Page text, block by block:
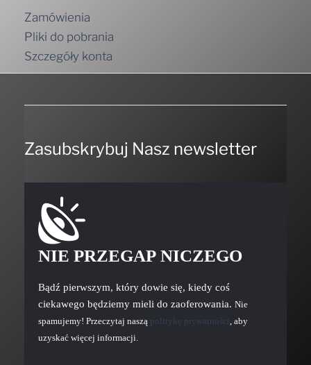
Zamówienia
Pliki do pobrania
Szczegóły konta
Zasubskrybuj Nasz newsletter
NIE PRZEGAP NICZEGO
Bądź pierwszym, który dowie się, kiedy coś
ciekawego będziemy mieli do zaoferowania. Nie
spamujemy! Przeczytaj naszą politykę prywatności, aby
uzyskać więcej informacji.